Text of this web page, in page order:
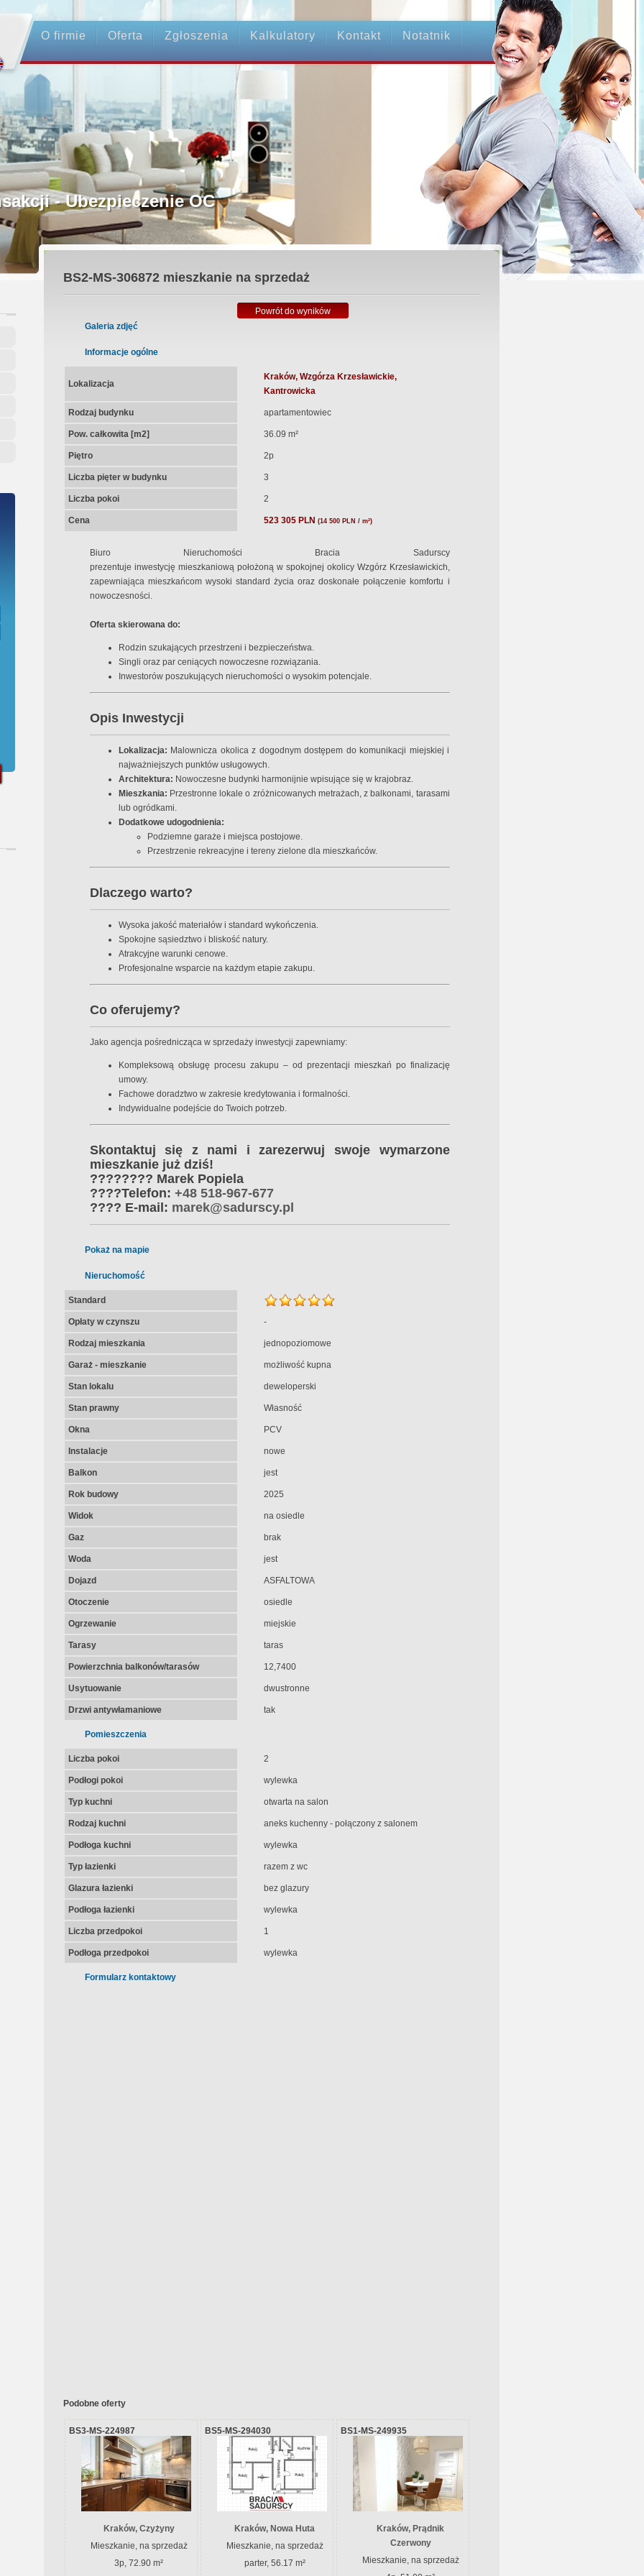
O firmie Oferta Zgłoszenia Kalkulatory Kontakt Notatnik
- Ubezpieczenie OC
Umowa Notarialna
BS2-MS-306872mieszkanie na sprzedaż
Powrót do wyników
Galeria zdjęć
Informacje ogólne
Lokalizacja
Kraków, Wzgórza Krzesławickie,
Kantrowicka
Rodzaj budynku apartamentowiec
Pow. całkowita [m2] 36.09 m²
Piętro 2p
Liczba pięter w budynku 3
Liczba pokoi 2
Cena 523 305 PLN (14 500 PLN / m²)
Biuro Nieruchomości Bracia Sadurscy
prezentuje inwestycję mieszkaniową położoną w spokojnej okolicy Wzgórz Krzesławickich,
zapewniająca mieszkańcom wysoki standard życia oraz doskonałe połączenie komfortu i
nowoczesności.
Oferta skierowana do:
Rodzin szukających przestrzeni i bezpieczeństwa.
Singli oraz par ceniących nowoczesne rozwiązania.
Inwestorów poszukujących nieruchomości o wysokim potencjale.
Opis Inwestycji
Lokalizacja: Malownicza okolica z dogodnym dostępem do komunikacji miejskiej i
najważniejszych punktów usługowych.
Architektura: Nowoczesne budynki harmonijnie wpisujące się w krajobraz.
Mieszkania: Przestronne lokale o zróżnicowanych metrażach, z balkonami, tarasami
lub ogródkami.
Dodatkowe udogodnienia:
Podziemne garaże i miejsca postojowe.
Przestrzenie rekreacyjne i tereny zielone dla mieszkańców.
Dlaczego warto?
Wysoka jakość materiałów i standard wykończenia.
Spokojne sąsiedztwo i bliskość natury.
Atrakcyjne warunki cenowe.
Profesjonalne wsparcie na każdym etapie zakupu.
Co oferujemy?
Jako agencja pośrednicząca w sprzedaży inwestycji zapewniamy:
Kompleksową obsługę procesu zakupu – od prezentacji mieszkań po finalizację
umowy.
Fachowe doradztwo w zakresie kredytowania i formalności.
Indywidualne podejście do Twoich potrzeb.
Skontaktuj się z nami i zarezerwuj swoje wymarzone
mieszkanie już dziś!
????‍???? Marek Popiela
????Telefon: +48 518-967-677
???? E-mail: marek@sadurscy.pl
Pokaż na mapie
Nieruchomość
Standard
Opłaty w czynszu -
Rodzaj mieszkania jednopoziomowe
Garaż - mieszkanie możliwość kupna
Stan lokalu deweloperski
Stan prawny Własność
Okna PCV
Instalacje nowe
Balkon jest
Rok budowy 2025
Widok na osiedle
Gaz brak
Woda jest
Dojazd ASFALTOWA
Otoczenie osiedle
Ogrzewanie miejskie
Tarasy taras
Powierzchnia balkonów/tarasów 12,7400
Usytuowanie dwustronne
Drzwi antywłamaniowe tak
Pomieszczenia
Liczba pokoi 2
Podłogi pokoi wylewka
Typ kuchni otwarta na salon
Rodzaj kuchni aneks kuchenny - połączony z salonem
Podłoga kuchni wylewka
Typ łazienki razem z wc
Glazura łazienki bez glazury
Podłoga łazienki wylewka
Liczba przedpokoi 1
Podłoga przedpokoi wylewka
Formularz kontaktowy
Podobne oferty
BS3-MS-224987
Kraków, Czyżyny
Mieszkanie, na sprzedaż
3p, 72.90 m²
BS5-MS-294030
Kraków, Nowa Huta
Mieszkanie, na sprzedaż
parter, 56.17 m²
BS1-MS-249935
Kraków, Prądnik
Czerwony
Mieszkanie, na sprzedaż